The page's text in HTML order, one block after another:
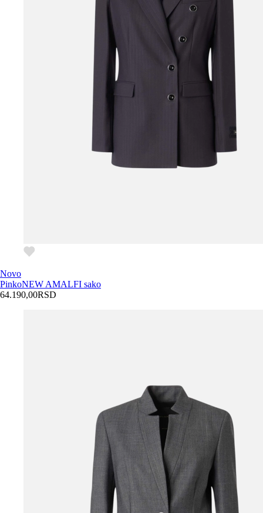
Novo
PinkoNEW AMALFI sako
64.190,00RSD